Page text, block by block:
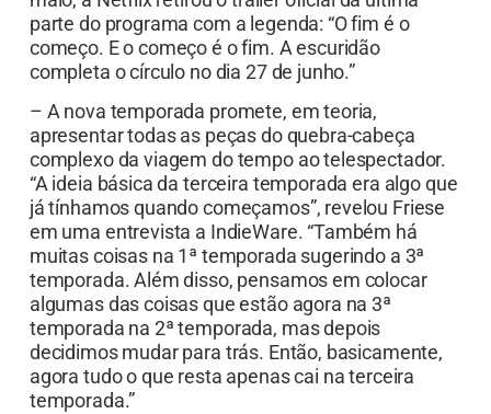
parte do programa com a legenda: “O fim é o
começo. E o começo é o fim. A escuridão
completa o círculo no dia 27 de junho.”
– A nova temporada promete, em teoria,
apresentar todas as peças do quebra-cabeça
complexo da viagem do tempo ao telespectador.
“A ideia básica da terceira temporada era algo que
já tínhamos quando começamos”, revelou Friese
em uma entrevista a IndieWare. “Também há
muitas coisas na 1ª temporada sugerindo a 3ª
temporada. Além disso, pensamos em colocar
algumas das coisas que estão agora na 3ª
temporada na 2ª temporada, mas depois
decidimos mudar para trás. Então, basicamente,
agora tudo o que resta apenas cai na terceira
temporada.”